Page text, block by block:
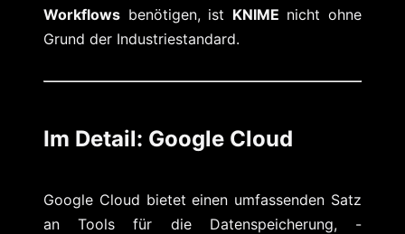
Workflows benötigen, ist KNIME nicht ohne
Grund der Industriestandard.
Im Detail: Google Cloud
Google Cloud bietet einen umfassenden Satz
an Tools für die Datenspeicherung, -